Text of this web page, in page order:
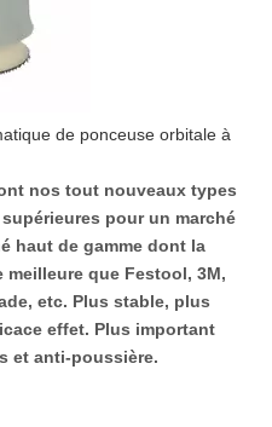
de ponceuse orbitale à
nos tout nouveaux types
pour un marché
haut de gamme dont la
meilleure que Festool, 3M,
etc. Plus stable, plus
effet. Plus important
et anti-poussière.